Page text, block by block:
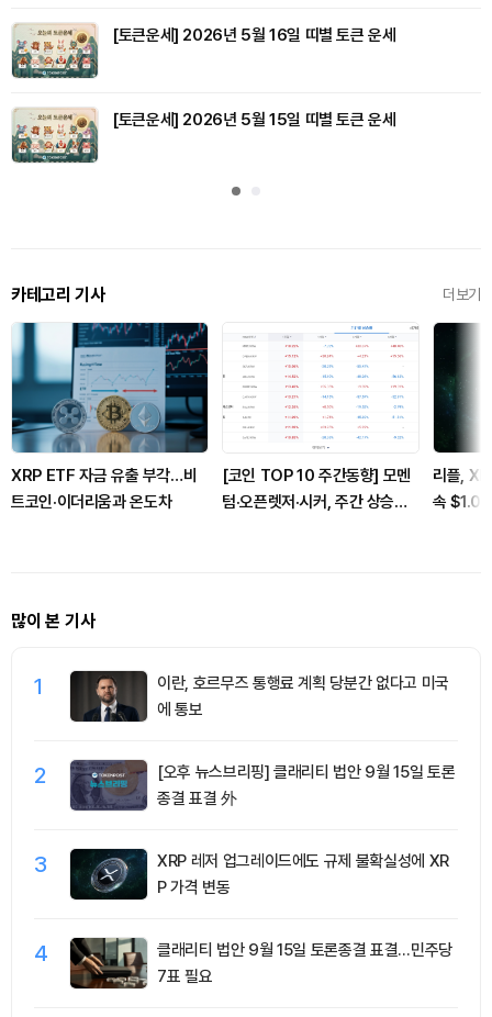
[토큰운세] 2026년 5월 16일 띠별 토큰 운세
[토큰운세] 2026년 5월 15일 띠별 토큰 운세
카테고리 기사 더보기
XRP ETF 자금 유출 부각…비
트코인·이더리움과 온도차
[코인 TOP 10 주간동향] 모멘
텀·오픈렛저·시커, 주간 상승률
리플,
속
많이 본 기사
1
이란, 호르무즈 통행료 계획 당분간 없다고 미국
에 통보
2
[오후 뉴스브리핑] 클래리티 법안 9월 15일 토론
종결 표결 外
3
XRP 레저 업그레이드에도 규제 불확실성에 XR
P 가격 변동
4
클래리티 법안 9월 15일 토론종결 표결…민주당
7표 필요